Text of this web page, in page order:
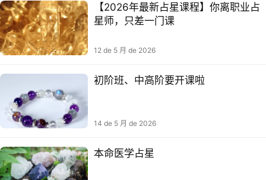
【2026年最新占星课程】你离职业占
星师，只差一门课
12 de 5 月 de 2026
初阶班、中高阶要开课啦
14 de 5 月 de 2026
本命医学占星